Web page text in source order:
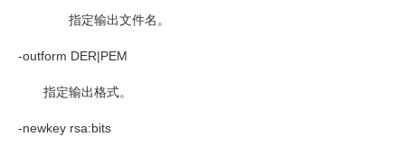
指定输出文件名。
-outform DER|PEM
指定输出格式。
-newkey rsa:bits